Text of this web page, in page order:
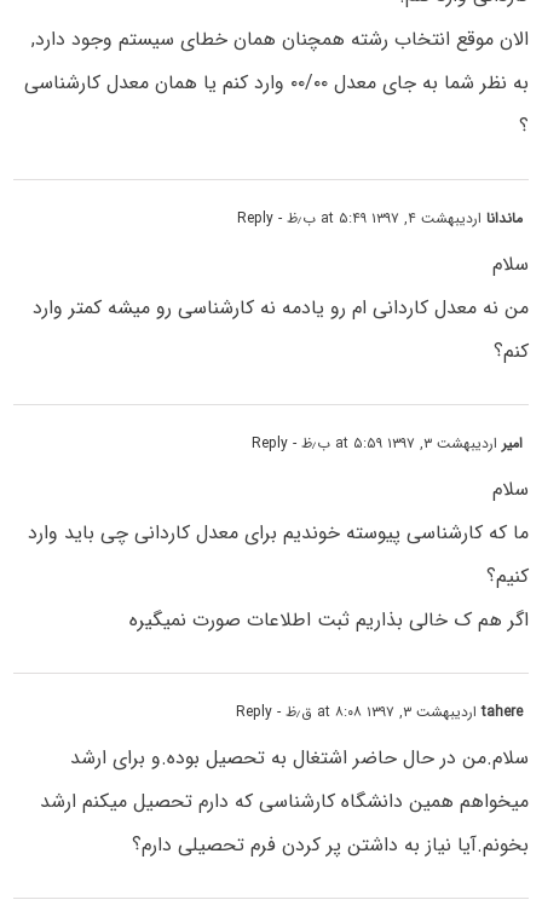
الان موقع انتخاب رشته همچنان همان خطای سیستم وجود دارد,
به نظر شما به جای معدل ۰۰/۰۰ وارد کنم یا همان معدل کارشناسی
؟
ماندانااردیبهشت ۴, ۱۳۹۷ at ۵:۴۹ ب٫ظ - Reply
سلام
من نه معدل کاردانی ام رو یادمه نه کارشناسی رو میشه کمتر وارد
کنم؟
امیر اردیبهشت ۳, ۱۳۹۷ at ۵:۵۹ ب٫ظ - Reply
سلام
ما که کارشناسی پیوسته خوندیم برای معدل کاردانی چی باید وارد
کنیم؟
اگر هم ک خالی بذاریم ثبت اطلاعات صورت نمیگیره
tahereاردیبهشت ۳, ۱۳۹۷ at ۸:۰۸ ق٫ظ - Reply
سلام.من در حال حاضر اشتغال به تحصیل بوده.و برای ارشد
میخواهم همین دانشگاه کارشناسی که دارم تحصیل میکنم ارشد
بخونم.آیا نیاز به داشتن پر کردن فرم تحصیلی دارم؟